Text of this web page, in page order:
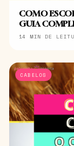
COMO
GUIA
14 MIN DE
CABELOS